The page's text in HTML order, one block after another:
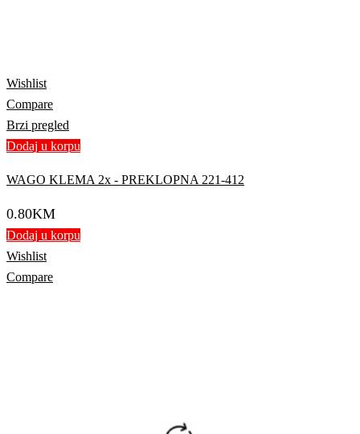
Wishlist
Compare
Brzi pregled
Dodaj u korpu
WAGO KLEMA 2x - PREKLOPNA 221-412
0.80KM
Dodaj u korpu
Wishlist
Compare